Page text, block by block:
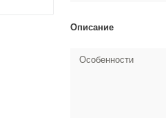
Описание
Особенности